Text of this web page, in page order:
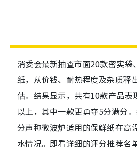
消委会最新抽查市面20款密实袋
纸，从价钱、耐热程度及杂质释
估。结果显示，共有10款产品表
以上，其中一款更勇夺5分满分
分声称微波炉适用的保鲜纸在高
水情况。即看详细的评分推荐名单